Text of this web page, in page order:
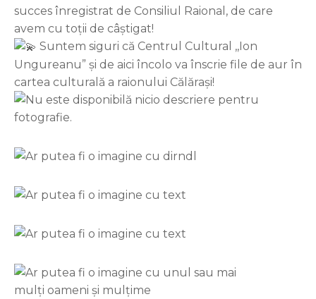
succes înregistrat de Consiliul Raional, de care
avem cu toții de câștigat!
Suntem siguri că Centrul Cultural ,,Ion
Ungureanu” și de aici încolo va înscrie file de aur în
cartea culturală a raionului Călărași!